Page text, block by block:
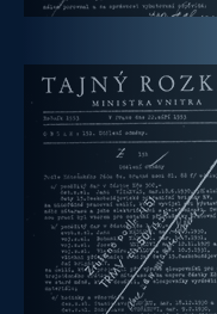
zobrazit PDF